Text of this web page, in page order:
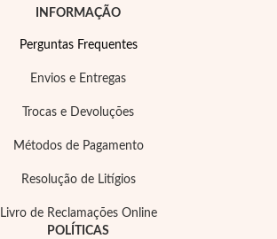
INFORMAÇÃO
Perguntas Frequentes
Envios e Entregas
Trocas e Devoluções
Métodos de Pagamento
Resolução de Litígios
Livro de Reclamações Online
POLÍTICAS